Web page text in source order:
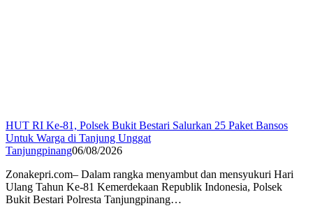
HUT RI Ke-81, Polsek Bukit Bestari Salurkan 25 Paket Bansos
Untuk Warga di Tanjung Unggat
Tanjungpinang06/08/2026
Zonakepri.com– Dalam rangka menyambut dan mensyukuri Hari
Ulang Tahun Ke-81 Kemerdekaan Republik Indonesia, Polsek
Bukit Bestari Polresta Tanjungpinang…